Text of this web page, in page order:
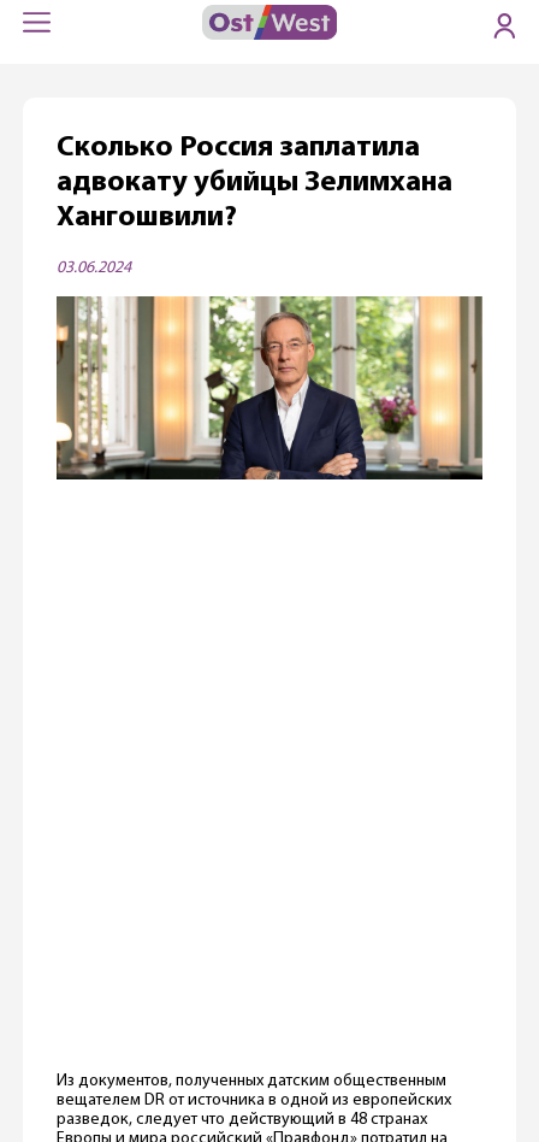
Cколько Россия заплатила
адвокату убийцы Зелимхана
Хангошвили?
03.06.2024
Из документов, полученных датским общественным
вещателем DR от источника в одной из европейских
разведок, следует что действующий в 48 странах